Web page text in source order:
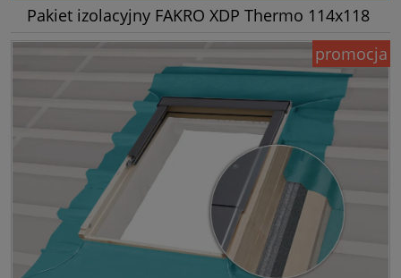
Pakiet izolacyjny FAKRO XDP Thermo 114x118
promocja